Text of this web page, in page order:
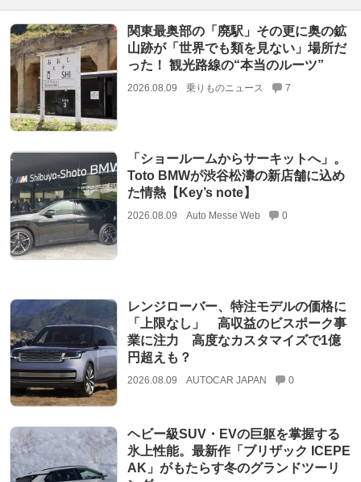
関東最奥部の「廃駅」その更に奥の鉱
山跡が「世界でも類を見ない」場所だ
った！ 観光路線の“本当のルーツ”
2026.08.09 乗りものニュース 7
「ショールームからサーキットへ」。
Toto BMWが渋谷松濤の新店舗に込め
た情熱【Key’s note】
2026.08.09 Auto Messe Web 0
レンジローバー、特注モデルの価格に
「上限なし」 高収益のビスポーク事
業に注力 高度なカスタマイズで1億
円超えも？
2026.08.09 AUTOCAR JAPAN 0
ヘビー級SUV・EVの巨躯を掌握する
氷上性能。最新作「ブリザック ICEPE
AK」がもたらす冬のグランドツーリ